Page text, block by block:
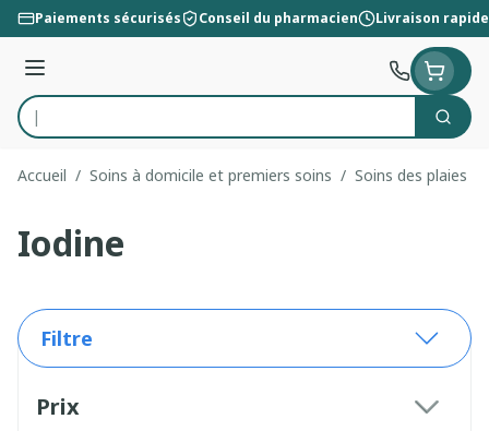
Aller au contenu
Paiements sécurisés Conseil du pharmacien Livraison rapide
Menu
Rechercher
Accueil / Soins à domicile et premiers soins / Soins des plaies
Iodine
Filtre
Prix